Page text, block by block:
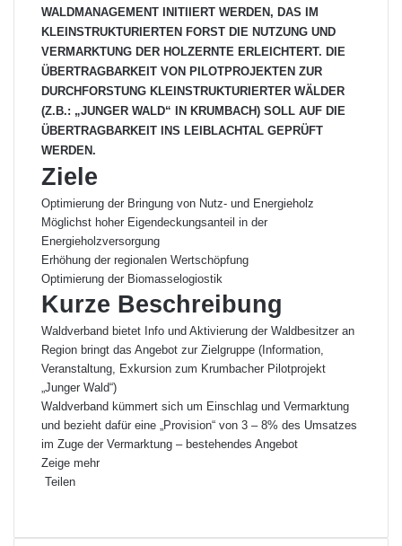
WALDMANAGEMENT INITIIERT WERDEN, DAS IM
KLEINSTRUKTURIERTEN FORST DIE NUTZUNG UND
VERMARKTUNG DER HOLZERNTE ERLEICHTERT. DIE
ÜBERTRAGBARKEIT VON PILOTPROJEKTEN ZUR
DURCHFORSTUNG KLEINSTRUKTURIERTER WÄLDER
(Z.B.: „JUNGER WALD“ IN KRUMBACH) SOLL AUF DIE
ÜBERTRAGBARKEIT INS LEIBLACHTAL GEPRÜFT
WERDEN.
Ziele
Optimierung der Bringung von Nutz- und Energieholz
Möglichst hoher Eigendeckungsanteil in der
Energieholzversorgung
Erhöhung der regionalen Wertschöpfung
Optimierung der Biomasselogiostik
Kurze Beschreibung
Waldverband bietet Info und Aktivierung der Waldbesitzer an
Region bringt das Angebot zur Zielgruppe (Information,
Veranstaltung, Exkursion zum Krumbacher Pilotprojekt
„Junger Wald“)
Waldverband kümmert sich um Einschlag und Vermarktung
und bezieht dafür eine „Provision“ von 3 – 8% des Umsatzes
im Zuge der Vermarktung – bestehendes Angebot
Zeige mehr
Teilen
cnnaiu